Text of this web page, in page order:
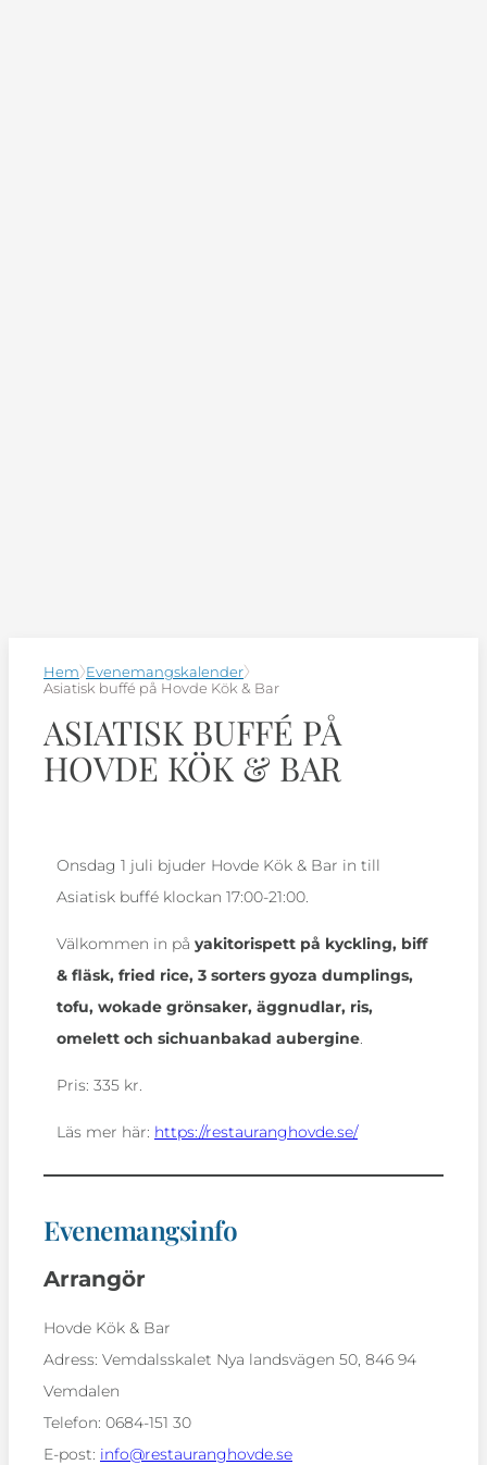
Hem Evenemangskalender
Asiatisk buffé på Hovde Kök & Bar
ASIATISK BUFFÉ PÅ
HOVDE KÖK & BAR
Onsdag 1 juli bjuder Hovde Kök & Bar in till
Asiatisk buffé klockan 17:00-21:00.
Välkommen in på yakitorispett på kyckling, biff
& fläsk, fried rice, 3 sorters gyoza dumplings,
tofu, wokade grönsaker, äggnudlar, ris,
omelett och sichuanbakad aubergine
Pris: 335 kr.
Läs mer här: https://restauranghovde.se/
Evenemangsinfo
Arrangör
Hovde Kök & Bar
Adress: Vemdalsskalet Nya landsvägen 50, 846 94
Vemdalen
Telefon: 0684-151 30
E-post: info@restauranghovde.se